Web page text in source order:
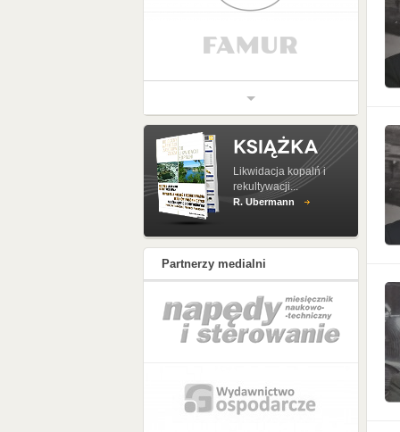
Likwidacja kopalń i
rekultywacji...
R. Ubermann
Partnerzy medialni